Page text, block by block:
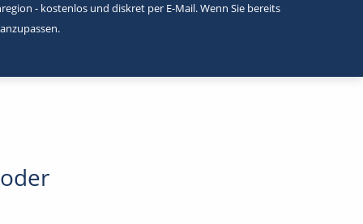
- kostenlos und diskret per E-Mail. Wenn Sie bereits